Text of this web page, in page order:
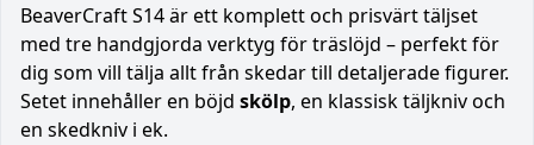
BeaverCraft S14 är ett komplett och prisvärt täljset
med tre handgjorda verktyg för träslöjd – perfekt för
dig som vill tälja allt från skedar till detaljerade figurer.
Setet innehåller en böjd skölp, en klassisk täljkniv och
en skedkniv i ek.